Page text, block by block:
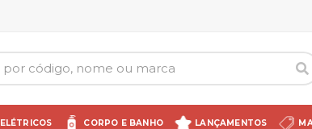
ELÉTRICOS CORPO E BANHO LANÇAMENTOS